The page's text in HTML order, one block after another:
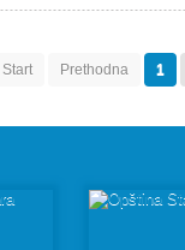
Start Prethodna 1